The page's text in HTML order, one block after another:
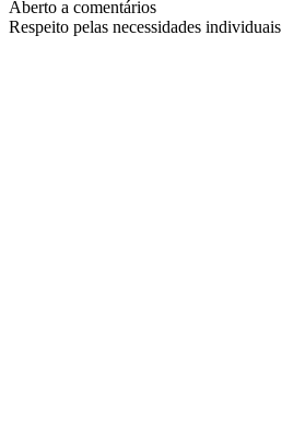
Aberto a comentários
Respeito pelas necessidades individuais